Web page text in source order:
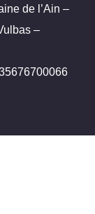
de l’Ain –
–